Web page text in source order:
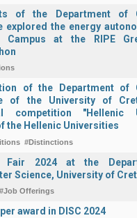
of the Department of
explored the energy
Campus at the RIPE
of the Department of
of the University of
competition "Hellenic
the Hellenic Universities
#Distinctions
Fair 2024 at the
Science, University of
#Job Offerings
award in DISC 2024